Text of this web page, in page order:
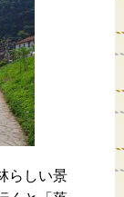
らしい景